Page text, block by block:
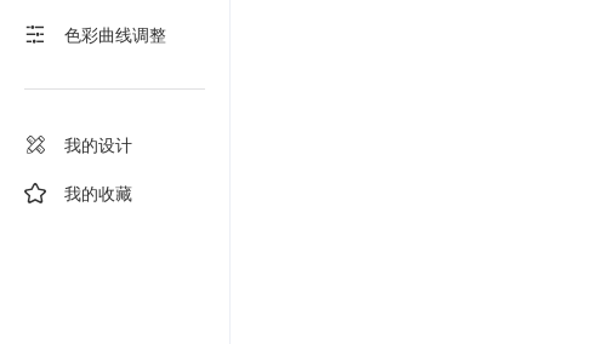
色彩曲线调整
我的设计
我的收藏